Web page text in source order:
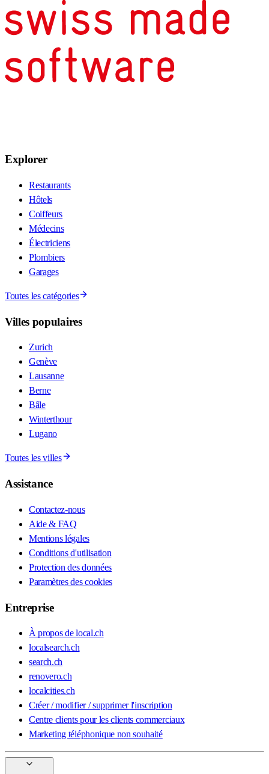
Explorer
Restaurants
Hôtels
Coiffeurs
Médecins
Électriciens
Plombiers
Garages
Toutes les catégories
Villes populaires
Zurich
Genève
Lausanne
Berne
Bâle
Winterthour
Lugano
Toutes les villes
Assistance
Contactez-nous
Aide & FAQ
Mentions légales
Conditions d'utilisation
Protection des données
Paramètres des cookies
Entreprise
À propos de local.ch
localsearch.ch
search.ch
renovero.ch
localcities.ch
Créer / modifier / supprimer l'inscription
Centre clients pour les clients commerciaux
Marketing téléphonique non souhaité